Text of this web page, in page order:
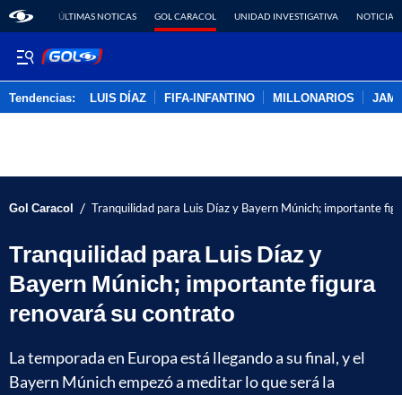
ÚLTIMAS NOTICAS GOL CARACOL UNIDAD INVESTIGATIVA NOTICIAS
Tendencias: LUIS DÍAZ FIFA-INFANTINO MILLONARIOS
Gol Caracol / Tranquilidad para Luis Díaz y Bayern Múnich; importante
Tranquilidad para Luis Díaz y
Bayern Múnich; importante figura
renovará su contrato
La temporada en Europa está llegando a su final, y el
Bayern Múnich empezó a meditar lo que será la